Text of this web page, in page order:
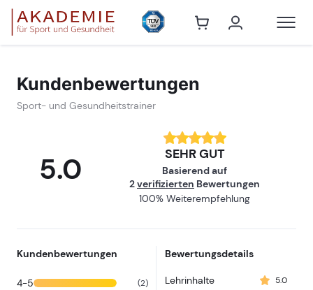
Kundenbewertungen
Sport- und Gesundheitstrainer
5.0 SEHR GUT
Basierend auf
2verifizierten Bewertungen
100% Weiterempfehlung
Kundenbewertungen
4-5 (2)
Bewertungsdetails
Lehrinhalte 5.0